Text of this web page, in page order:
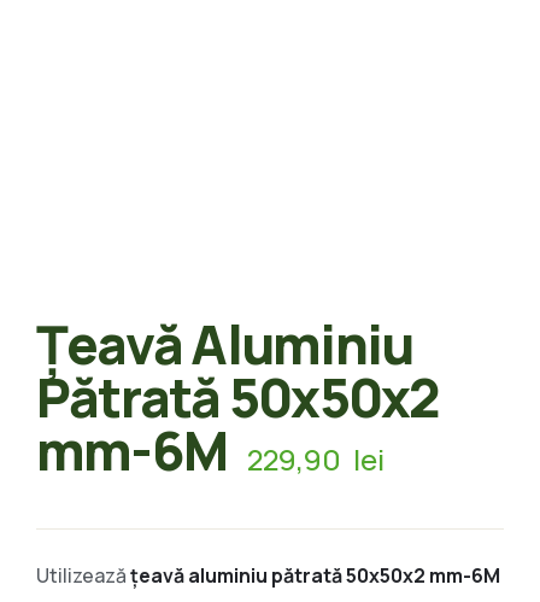
Țeavă Aluminiu
Pătrată 50x50x2
mm-6M 229,90 lei
Utilizeazățeavă aluminiu pătrată 50x50x2 mm-6M